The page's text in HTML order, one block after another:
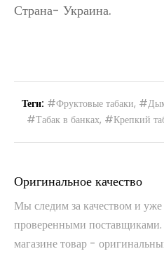
Страна- Украина.
Теги: #Фруктовые табаки,
#Табак в банках, #Крепкий
Оригинальное качество
Мы следим за качеством и уже
проверенными
магазине товар -